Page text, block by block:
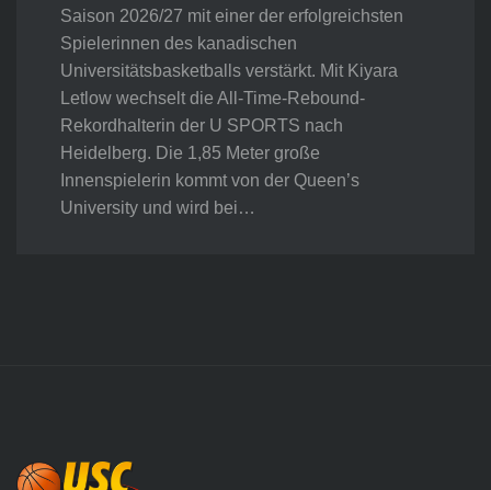
Saison 2026/27 mit einer der erfolgreichsten
Spielerinnen des kanadischen
Universitätsbasketballs verstärkt. Mit Kiyara
Letlow wechselt die All-Time-Rebound-
Rekordhalterin der U SPORTS nach
Heidelberg. Die 1,85 Meter große
Innenspielerin kommt von der Queen’s
University und wird bei…